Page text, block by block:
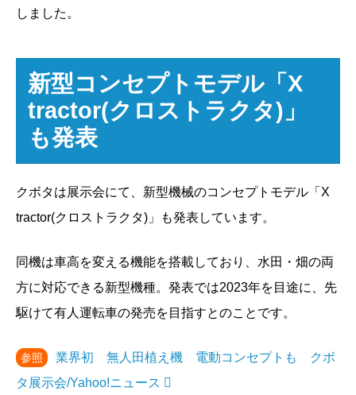
しました。
新型コンセプトモデル「X
tractor(クロストラクタ)」
も発表
クボタは展示会にて、新型機械のコンセプトモデル「X
tractor(クロストラクタ)」も発表しています。
同機は車高を変える機能を搭載しており、水田・畑の両
方に対応できる新型機種。発表では2023年を目途に、先
駆けて有人運転車の発売を目指すとのことです。
参照
業界初 無人田植え機 電動コンセプトも クボ
タ展示会/Yahoo!ニュース